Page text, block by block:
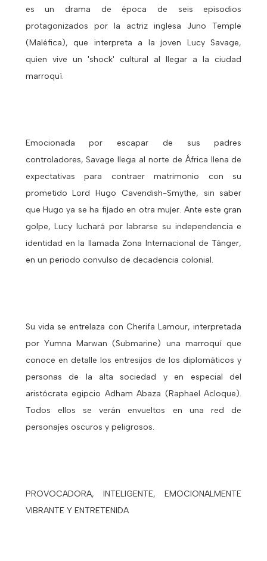
es un drama de época de seis episodios
protagonizados por la actriz inglesa Juno Temple
(Maléfica), que interpreta a la joven Lucy Savage,
quien vive un 'shock' cultural al llegar a la ciudad
marroquí.
Emocionada por escapar de sus padres
controladores, Savage llega al norte de África llena de
expectativas para contraer matrimonio con su
prometido Lord Hugo Cavendish-Smythe, sin saber
que Hugo ya se ha fijado en otra mujer. Ante este gran
golpe, Lucy luchará por labrarse su independencia e
identidad en la llamada Zona Internacional de Tánger,
en un periodo convulso de decadencia colonial.
Su vida se entrelaza con Cherifa Lamour, interpretada
por Yumna Marwan (Submarine) una marroquí que
conoce en detalle los entresijos de los diplomáticos y
personas de la alta sociedad y en especial del
aristócrata egipcio Adham Abaza (Raphael Acloque).
Todos ellos se verán envueltos en una red de
personajes oscuros y peligrosos.
PROVOCADORA, INTELIGENTE, EMOCIONALMENTE
VIBRANTE Y ENTRETENIDA